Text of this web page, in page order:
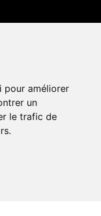
pour améliorer
un
le trafic de